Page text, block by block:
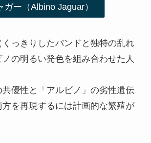
ガー（Albino Jaguar）
くっきりしたバンドと独特の乱れ
の明るい発色を組み合わせた人
共優性と「アルビノ」の劣性遺伝
方を再現するには計画的な繁殖が